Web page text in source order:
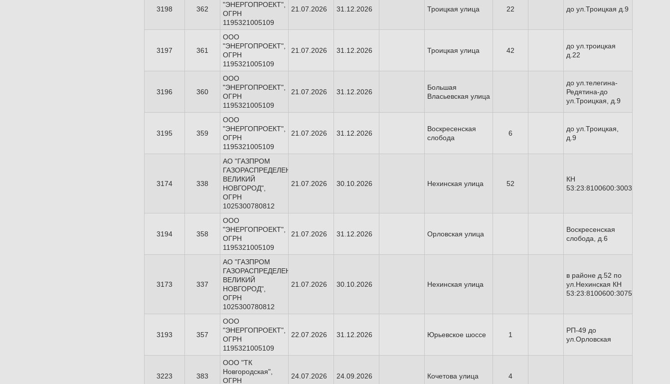
3198 362
"ЭНЕРГОПРОЕКТ",
ОГРН
1195321005109
21.07.2026 31.12.2026 Троицкая улица 22 до ул.Троицкая д.9
3197 361
ООО
"ЭНЕРГОПРОЕКТ",
ОГРН
1195321005109
21.07.2026 31.12.2026 Троицкая улица 42
до ул.троицкая
д.22
3196 360
ООО
"ЭНЕРГОПРОЕКТ",
ОГРН
1195321005109
21.07.2026 31.12.2026
Большая
Власьевская улица
до ул.телегина-
Редятина-до
ул.Троицкая, д.9
3195 359
ООО
"ЭНЕРГОПРОЕКТ",
ОГРН
1195321005109
21.07.2026 31.12.2026
Воскресенская
слобода
6
до ул.Троицкая,
д.9
3174 338
АО "ГАЗПРОМ
ГАЗОРАСПРЕДЕЛЕНИЕ
ВЕЛИКИЙ
НОВГОРОД",
ОГРН
1025300780812
21.07.2026 30.10.2026 Нехинская улица 52
КН
53:23:8100600:3003
3194 358
ООО
"ЭНЕРГОПРОЕКТ",
ОГРН
1195321005109
21.07.2026 31.12.2026 Орловская улица
Воскресенская
слобода, д.6
3173 337
АО "ГАЗПРОМ
ГАЗОРАСПРЕДЕЛЕНИЕ
ВЕЛИКИЙ
НОВГОРОД",
ОГРН
1025300780812
21.07.2026 30.10.2026 Нехинская улица
в районе д.52 по
ул.Нехинская КН
53:23:8100600:3075
3193 357
ООО
"ЭНЕРГОПРОЕКТ",
ОГРН
1195321005109
22.07.2026 31.12.2026 Юрьевское шоссе 1
РП-49 до
ул.Орловская
3223 383
ООО "ТК
Новгородская",
ОГРН
24.07.2026 24.09.2026 Кочетова улица 4